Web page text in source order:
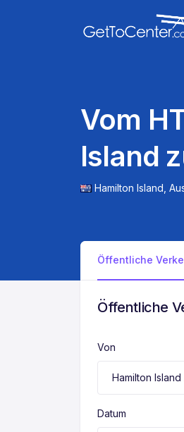
Vom
Island
Hamilton Island,
Öffentliche
Öffentliche
Von
Datum